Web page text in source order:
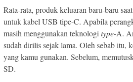
Rata-rata, produk keluaran baru-baru
untuk kabel USB tipe-C. Apabila
masih menggunakan teknologi type-A.
sudah dirilis sejak lama. Oleh sebab itu,
yang kamu gunakan. Sebelum,
SD.